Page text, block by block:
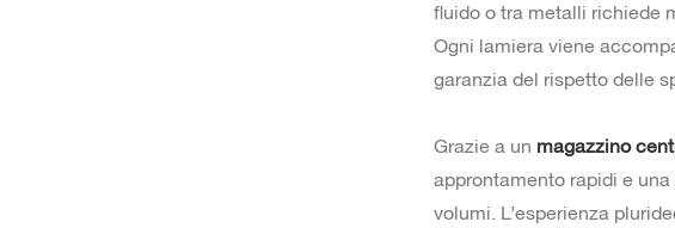
fluido o tra metalli richiede
Ogni lamiera viene
garanzia del rispetto delle
Grazie a un magazzino
approntamento rapidi e una
volumi. L’esperienza